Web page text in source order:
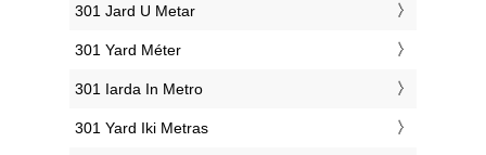
‎301 Jard U Metar
‎301 Yard Méter
‎301 Iarda In Metro
‎301 Yard Iki Metras